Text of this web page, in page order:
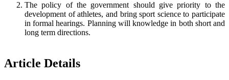
The policy of the government should give priority to the
development of athletes, and bring sport science to participate
in formal hearings. Planning will knowledge in both short and
long term directions.
Article Details